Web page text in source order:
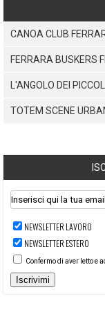
CANOA CLUB
FERRARA BUSKERS
L'ANGOLO DEI
TOTEM SCENE
NEWSLETTER LAVORO
NEWSLETTER ESTERO
Confermo di aver letto e
Iscrivimi